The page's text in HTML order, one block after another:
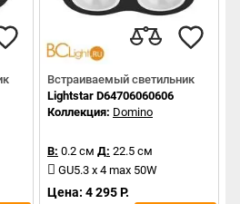
Встраиваемый светильник
Lightstar D64706060606
Коллекция: Domino
В: 0.2 см Д: 22.5 см
GU5.3 x 4 max 50W
Цена: 4 295 Р.